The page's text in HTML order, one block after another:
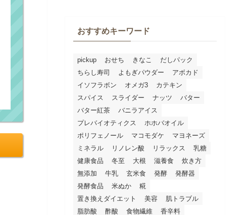
おすすめキーワード
pickup おせち きなこ
だしパック
ちらし寿司
よもぎパウダー
アボカド
イソフラボン
オメガ3
カテキン
スパイス
スライダー ナッツ
バター
バター紅茶
バニラアイス
プレバイオティクス
ホホバオイル
ポリフェノール
マコモダケ
マヨネーズ
ミネラル
リノレン酸 リラックス
乳糖
健康食品
冬至 大根 滋養食
炊き方
無添加
牛乳 玄米食 発酵
発酵器
発酵食品
米ぬか
糀
置き換えダイエット
美容
肌トラブル
脂肪酸
酢酸 食物繊維 香辛料